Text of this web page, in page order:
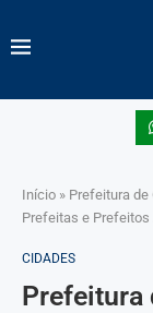
Início » Prefeitura de
Prefeitas e Prefeitos
CIDADES
Prefeitura